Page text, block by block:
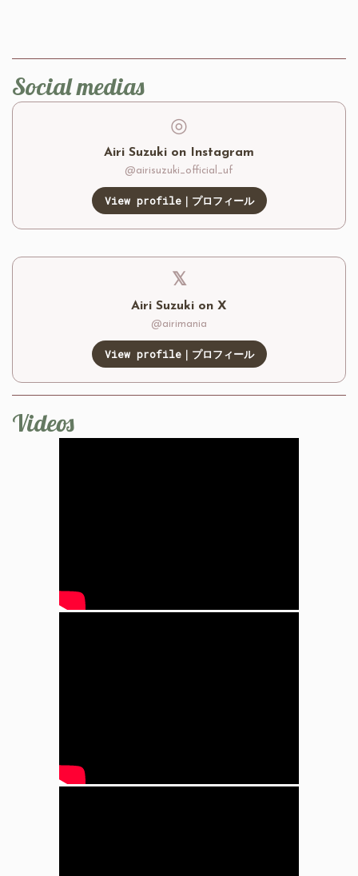
Social medias
◎
Airi Suzuki on Instagram
@airisuzuki_official_uf
View profile｜プロフィール
𝕏
Airi Suzuki on X
@airimania
View profile｜プロフィール
Videos